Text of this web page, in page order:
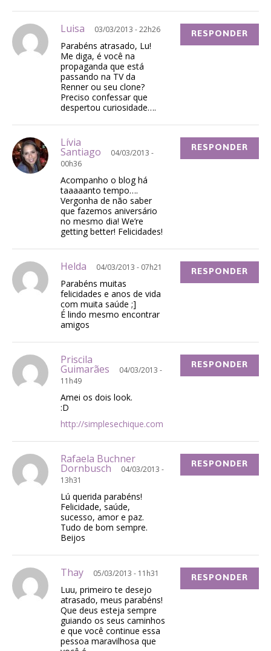
Luisa 03/03/2013 - 22h26
Parabéns atrasado, Lu!
Me diga, é você na
propaganda que está
passando na TV da
Renner ou seu clone?
Preciso confessar que
despertou curiosidade….
RESPONDER
Lívia
Santiago
04/03/2013 -
00h36
Acompanho o blog há
taaaaanto tempo….
Vergonha de não saber
que fazemos aniversário
no mesmo dia! We’re
getting better! Felicidades!
RESPONDER
Helda 04/03/2013 - 07h21
Parabéns muitas
felicidades e anos de vida
com muita saúde ;]
É lindo mesmo encontrar
amigos
RESPONDER
Priscila
Guimarães
04/03/2013 -
11h49
Amei os dois look.
:D
http://simplesechique.com
RESPONDER
Rafaela Buchner
Dornbusch
04/03/2013 -
13h31
Lú querida parabéns!
Felicidade, saúde,
sucesso, amor e paz.
Tudo de bom sempre.
Beijos
RESPONDER
Thay 05/03/2013 - 11h31
Luu, primeiro te desejo
atrasado, meus parabéns!
Que deus esteja sempre
guiando os seus caminhos
e que você continue essa
pessoa maravilhosa que
RESPONDER